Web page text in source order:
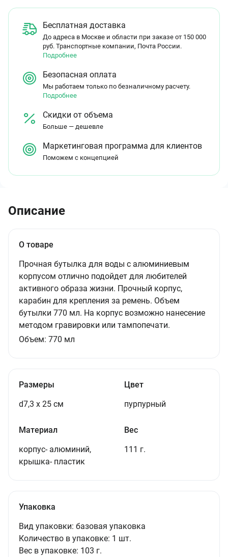
Бесплатная доставка
До адреса в Москве и области при заказе от 150 000
руб. Транспортные компании, Почта России.
Подробнее
Безопасная оплата
Мы работаем только по безналичному расчету.
Подробнее
Скидки от объема
Больше — дешевле
Маркетинговая программа для клиентов
Поможем с концепцией
Описание
О товаре
Прочная бутылка для воды с алюминиевым
корпусом отлично подойдет для любителей
активного образа жизни. Прочный корпус,
карабин для крепления за ремень. Объем
бутылки 770 мл. На корпус возможно нанесение
методом гравировки или тампопечати.
Объем: 770 мл
Размеры
d7,3 х 25 см
Цвет
пурпурный
Материал
корпус- алюминий,
крышка- пластик
Вес
111 г.
Упаковка
Вид упаковки: базовая упаковка
Количество в упаковке: 1 шт.
Вес в упаковке: 103 г.